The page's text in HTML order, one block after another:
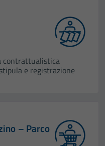
contrattualistica
e registrazione
– Parco